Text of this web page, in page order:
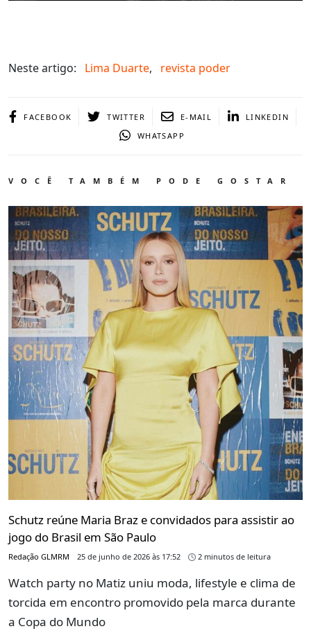
Neste artigo: Lima Duarte, revista poder
FACEBOOK TWITTER E-MAIL
LINKEDIN
WHATSAPP
VOCÊ TAMBÉM PODE GOSTAR
Schutz reúne Maria Braz e convidados para assistir ao
jogo do Brasil em São Paulo
Redação GLMRM 25 de junho de 2026 às 17:52 2 minutos de leitura
Watch party no Matiz uniu moda, lifestyle e clima de
torcida em encontro promovido pela marca durante
a Copa do Mundo